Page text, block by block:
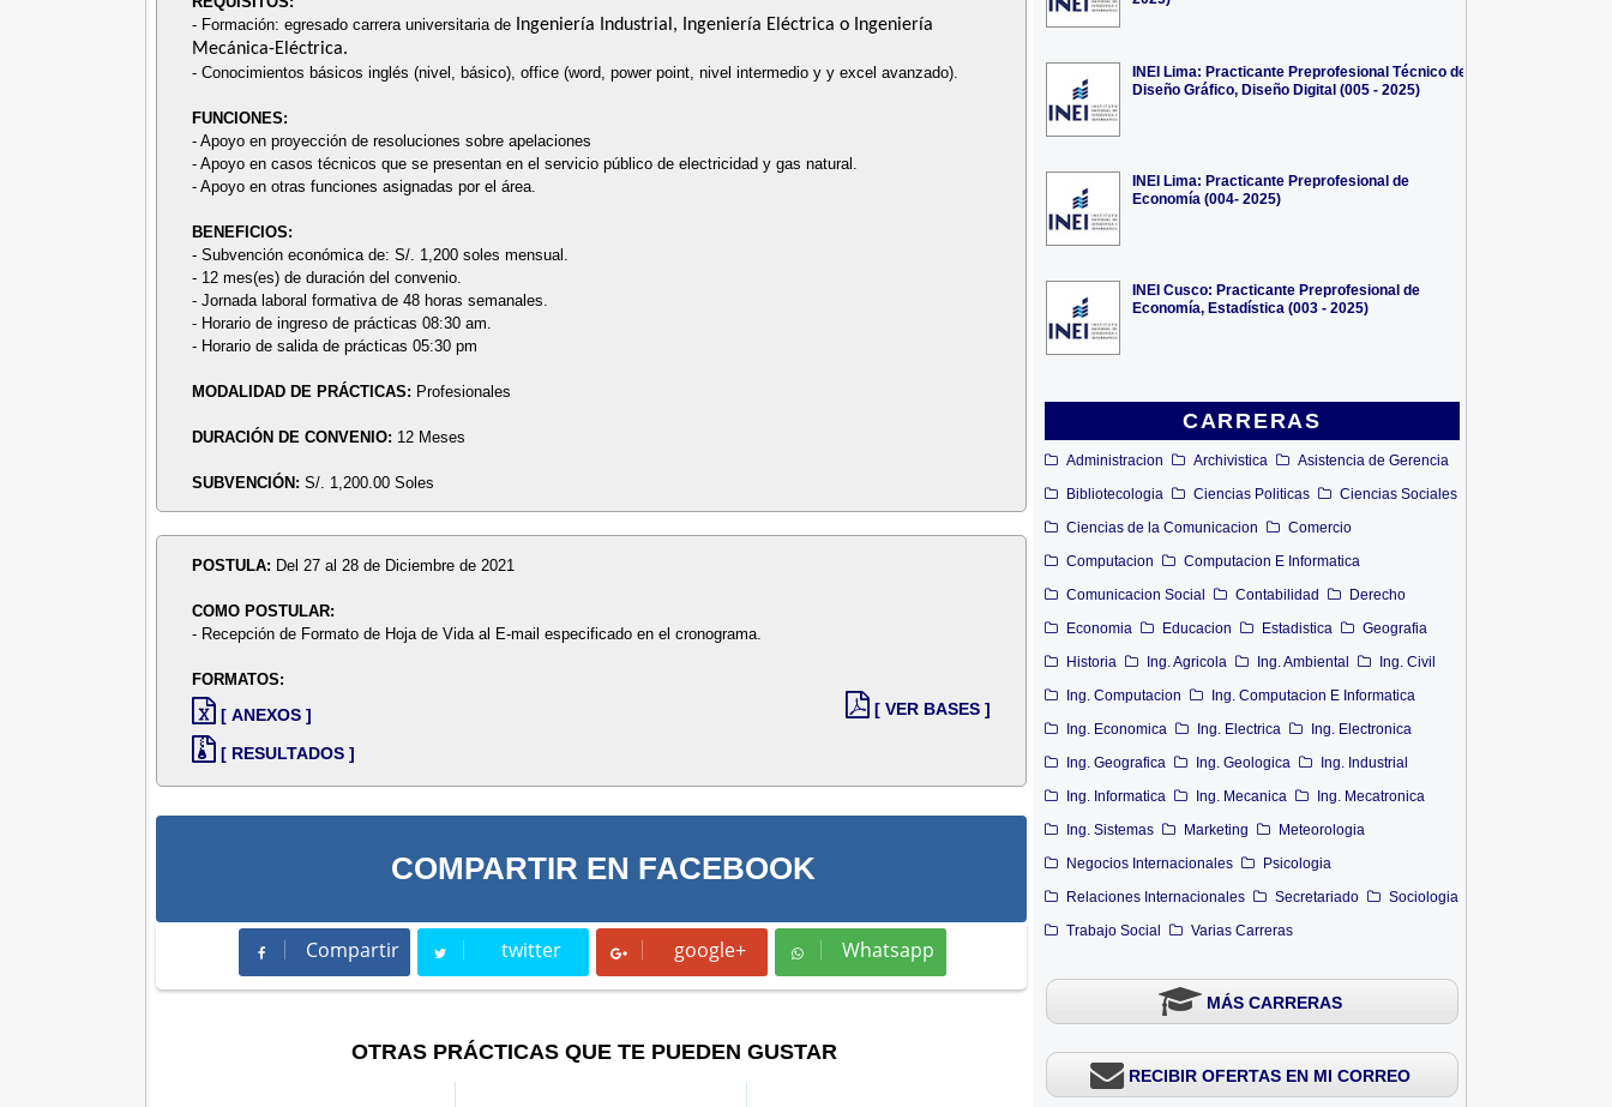
INEI Lima: Practicante Preprofesional Técnico de
Diseño Gráfico, Diseño Digital (005 - 2025)
INEI Lima: Practicante Preprofesional de
Economía (004- 2025)
INEI Cusco: Practicante Preprofesional de
Economía, Estadística (003 - 2025)
CARRERAS
Administracion Archivistica
Asistencia de Gerencia
Bibliotecologia
Ciencias Politicas
Ciencias Sociales
Ciencias de la Comunicacion
Comercio
Computacion
Computacion E Informatica
Comunicacion Social
Contabilidad
Derecho
Economia
Educacion Estadistica
Geografia
Historia
Ing. Agricola Ing. Ambiental
Ing. Civil
Ing. Computacion
Ing. Computacion E Informatica
Ing. Economica
Ing. Electrica
Ing. Electronica
Ing. Geografica
Ing. Geologica
Ing. Industrial
Ing. Informatica
Ing. Mecanica
Ing. Mecatronica
Ing. Sistemas
Marketing
Meteorologia
Negocios Internacionales
Psicologia
Relaciones Internacionales
Secretariado
Sociologia
Trabajo Social
Varias Carreras
MÁS CARRERAS
RECIBIR OFERTAS EN MI CORREO
- Formación: egresado carrera universitaria de Ingeniería Industrial, Ingeniería Eléctrica o Ingeniería
Mecánica-Eléctrica.
- Conocimientos básicos inglés (nivel, básico), office (word, power point, nivel intermedio y y excel avanzado).
FUNCIONES:
- Apoyo en proyección de resoluciones sobre apelaciones
- Apoyo en casos técnicos que se presentan en el servicio público de electricidad y gas natural.
- Apoyo en otras funciones asignadas por el área.
BENEFICIOS:
- Subvención económica de: S/. 1,200 soles mensual.
- 12 mes(es) de duración del convenio.
- Jornada laboral formativa de 48 horas semanales.
- Horario de ingreso de prácticas 08:30 am.
- Horario de salida de prácticas 05:30 pm
MODALIDAD DE PRÁCTICAS: Profesionales
DURACIÓN DE CONVENIO: 12 Meses
SUBVENCIÓN:S/. 1,200.00 Soles
POSTULA: Del 27 al 28 de Diciembre de 2021
COMO POSTULAR:
- Recepción de Formato de Hoja de Vida al E-mail especificado en el cronograma.
FORMATOS:
[ ANEXOS ]
[ RESULTADOS ]
[ VER BASES ]
COMPARTIR EN FACEBOOK
Compartir
Compartir twitter
Tweet google+ Whatsapp
Whatsapp
OTRAS PRÁCTICAS QUE TE PUEDEN GUSTAR